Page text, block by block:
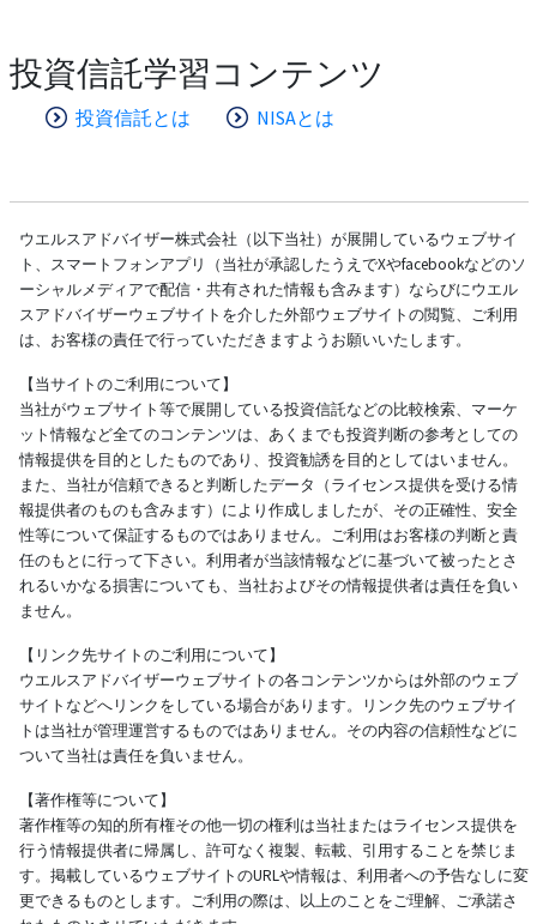
投資信託学習コンテンツ
投資信託とは NISAとは
ウエルスアドバイザー株式会社（以下当社）が展開しているウェブサイ
ト、スマートフォンアプリ（当社が承認したうえでXやfacebookなどのソ
ーシャルメディアで配信・共有された情報も含みます）ならびにウエル
スアドバイザーウェブサイトを介した外部ウェブサイトの閲覧、ご利用
は、お客様の責任で行っていただきますようお願いいたします。
【当サイトのご利用について】
当社がウェブサイト等で展開している投資信託などの比較検索、マーケ
ット情報など全てのコンテンツは、あくまでも投資判断の参考としての
情報提供を目的としたものであり、投資勧誘を目的としてはいません。
また、当社が信頼できると判断したデータ（ライセンス提供を受ける情
報提供者のものも含みます）により作成しましたが、その正確性、安全
性等について保証するものではありません。ご利用はお客様の判断と責
任のもとに行って下さい。利用者が当該情報などに基づいて被ったとさ
れるいかなる損害についても、当社およびその情報提供者は責任を負い
ません。
【リンク先サイトのご利用について】
ウエルスアドバイザーウェブサイトの各コンテンツからは外部のウェブ
サイトなどへリンクをしている場合があります。リンク先のウェブサイ
トは当社が管理運営するものではありません。その内容の信頼性などに
ついて当社は責任を負いません。
【著作権等について】
著作権等の知的所有権その他一切の権利は当社またはライセンス提供を
行う情報提供者に帰属し、許可なく複製、転載、引用することを禁じま
す。掲載しているウェブサイトのURLや情報は、利用者への予告なしに変
更できるものとします。ご利用の際は、以上のことをご理解、ご承諾さ